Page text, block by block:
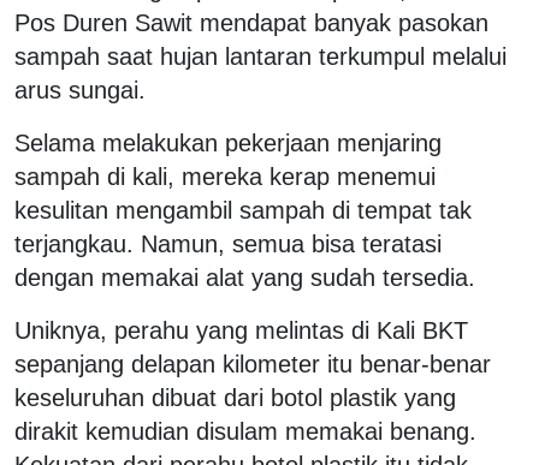
Pos Duren Sawit mendapat banyak pasokan
sampah saat hujan lantaran terkumpul melalui
arus sungai.
Selama melakukan pekerjaan menjaring
sampah di kali, mereka kerap menemui
kesulitan mengambil sampah di tempat tak
terjangkau. Namun, semua bisa teratasi
dengan memakai alat yang sudah tersedia.
Uniknya, perahu yang melintas di Kali BKT
sepanjang delapan kilometer itu benar-benar
keseluruhan dibuat dari botol plastik yang
dirakit kemudian disulam memakai benang.